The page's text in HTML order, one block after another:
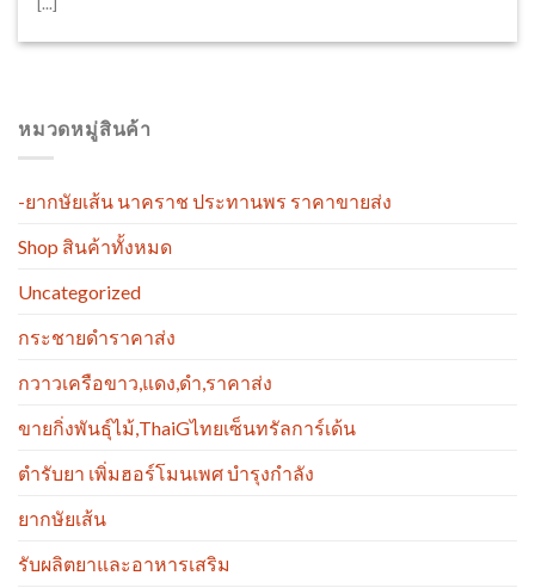
[...]
หมวดหมู่สินค้า
-ยากษัยเส้น นาคราช ประทานพร ราคาขายส่ง
Shop สินค้าทั้งหมด
Uncategorized
กระชายดำราคาส่ง
กวาวเครือขาว,แดง,ดำ,ราคาส่ง
ขายกิ่งพันธุ์ไม้,ThaiGไทยเซ็นทรัลการ์เด้น
ตำรับยา เพิ่มฮอร์โมนเพศ บำรุงกำลัง
ยากษัยเส้น
รับผลิตยาและอาหารเสริม